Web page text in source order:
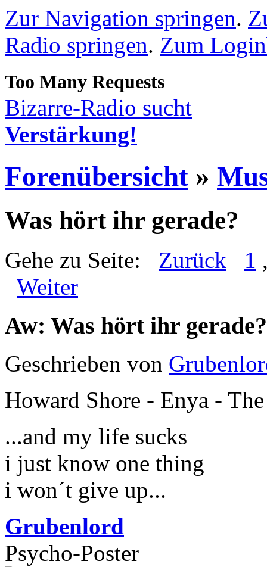
Zur Navigation springen.
Radio springen. Zum
Bizarre-Radio sucht
Verstärkung!
Forenübersicht »
Was hört ihr gerade?
Gehe zu Seite: Zurück 1
Weiter
Aw: Was hört ihr gerade?
Geschrieben von
Howard Shore - Enya -
...and my life sucks
i just know one thing
i won´t give up...
Grubenlord
Psycho-Poster